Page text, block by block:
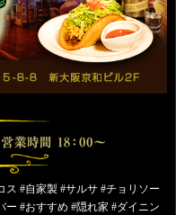
ス #自家製 #サルサ #チョリソー
ー #おすすめ #隠れ家 #ダイニン